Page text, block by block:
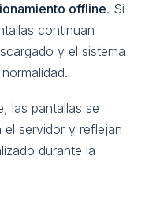
offline. Si
continuan
y el sistema
las pantallas se
servidor y reflejan
durante la